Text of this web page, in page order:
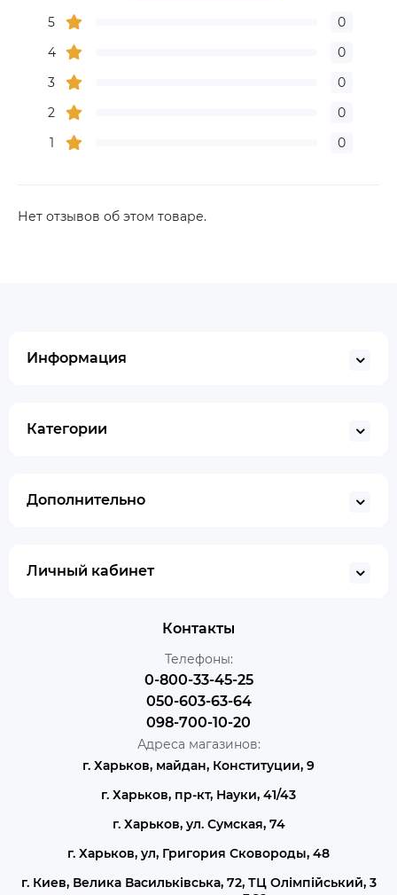
5
0
4
0
3
0
2
0
1
0
Нет отзывов об этом товаре.
Информация
Категории
Дополнительно
Личный кабинет
Контакты
Телефоны:
0-800-33-45-25
050-603-63-64
098-700-10-20
Адреса магазинов:
г. Харьков, майдан, Конституции, 9
г. Харьков, пр-кт, Науки, 41/43
г. Харьков, ул. Сумская, 74
г. Харьков, ул, Григория Сковороды, 48
г. Киев, Велика Васильківська, 72, ТЦ Олімпійський, 3